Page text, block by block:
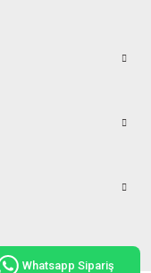
Whatsapp Sipariş